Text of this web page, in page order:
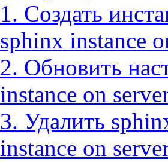
1. Создать
sphinx instance
2. Обновить
instance on
3. Удалить
instance on